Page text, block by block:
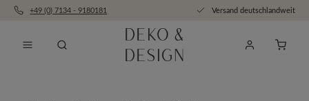
Zum Hauptinhalt springen
+49 (0) 7134 - 9180181 Versand deutschlandweit